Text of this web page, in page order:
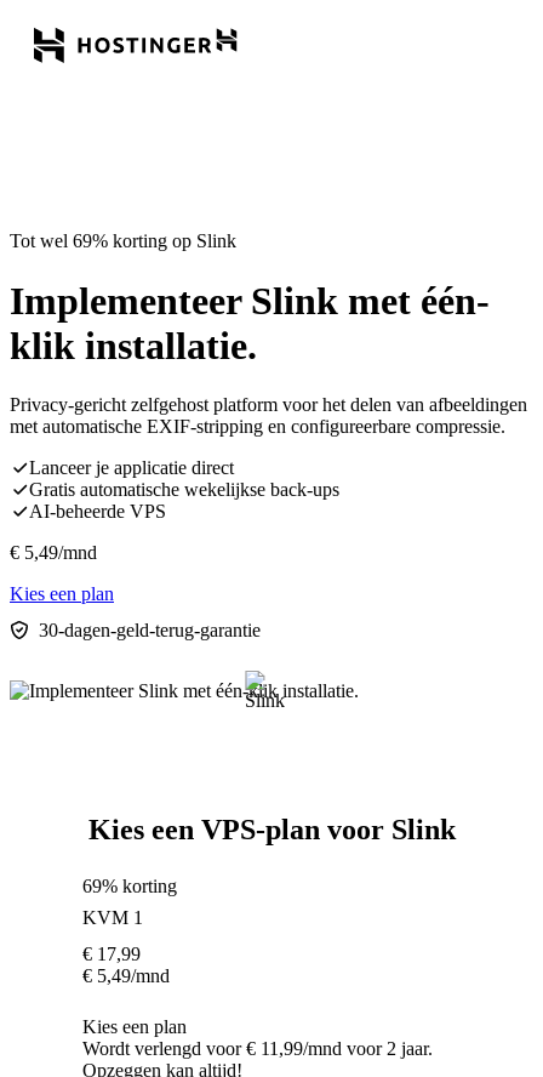
Tot wel 69% korting op Slink
Implementeer Slink met één-
klik installatie.
Privacy-gericht zelfgehost platform voor het delen van afbeeldingen
met automatische EXIF-stripping en configureerbare compressie.
Lanceer je applicatie direct
Gratis automatische wekelijkse back-ups
AI-beheerde VPS
€ 5,49/mnd
Kies een plan
30-dagen-geld-terug-garantie
Kies een VPS-plan voor Slink
69% korting
KVM 1
€ 17,99
€ 5,49/mnd
Kies een plan
Wordt verlengd voor € 11,99/mnd voor 2 jaar.
Opzeggen kan altijd!